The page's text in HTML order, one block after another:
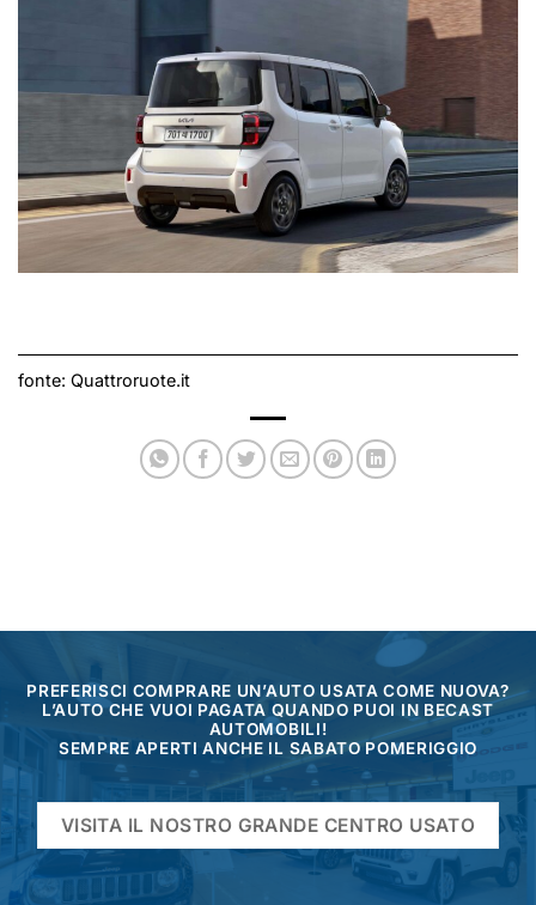
fonte: Quattroruote.it
PREFERISCI COMPRARE UN’AUTO USATA COME NUOVA?
L’AUTO CHE VUOI PAGATA QUANDO PUOI IN BECAST
AUTOMOBILI!
SEMPRE APERTI ANCHE IL SABATO POMERIGGIO
VISITA IL NOSTRO GRANDE CENTRO USATO